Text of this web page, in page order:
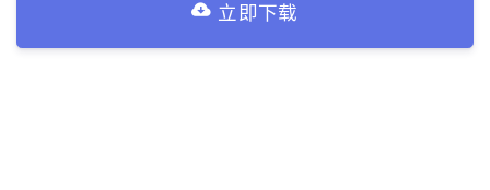
立即下载